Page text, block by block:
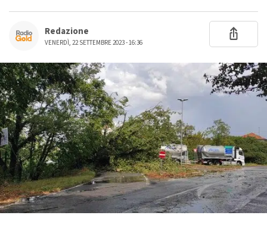
Redazione
VENERDÌ, 22 SETTEMBRE 2023 - 16:36